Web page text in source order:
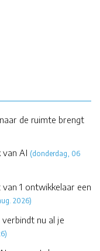
de ruimte brengt
van AI (donderdag, 06
1 ontwikkelaar een
2026)
verbindt nu al je